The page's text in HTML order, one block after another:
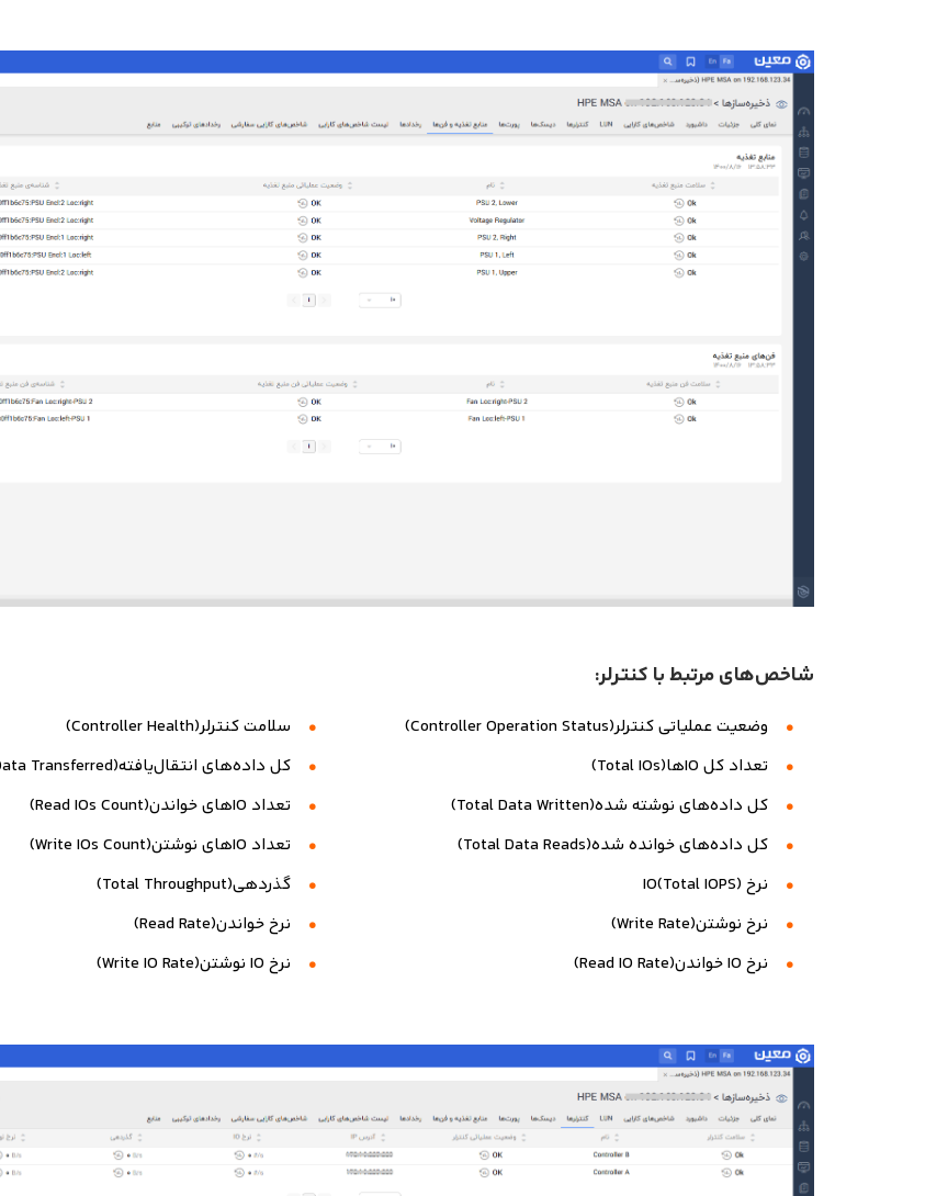
شاخص‌های مرتبط با کنترلر:
وضعیت عملیاتی کنترلر(Controller Operation Status)
سلامت کنترلر(Controller Health)
تعداد کل IOها(Total IOs)
کل داده‌های انتقال‌یافته(Total Data Transferred)
کل داده‌های نوشته شده(Total Data Written)
تعداد IOهای خواندن(Read IOs Count)
کل داده‌های خوانده شده(Total Data Reads)
تعداد IOهای نوشتن(Write IOs Count)
نرخ IO(Total IOPS)
گذردهی(Total Throughput)
نرخ نوشتن(Write Rate)
نرخ خواندن(Read Rate)
نرخ IO خواندن(Read IO Rate)
نرخ IO نوشتن(Write IO Rate)